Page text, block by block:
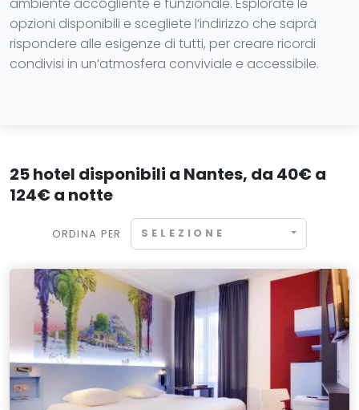
opzioni disponibili e scegliete l’indirizzo che saprà
rispondere alle esigenze di tutti, per creare ricordi
condivisi in un’atmosfera conviviale e accessibile.
25 hotel disponibili a Nantes, da 40€ a
124€ a notte
ORDINA PER SELEZIONE